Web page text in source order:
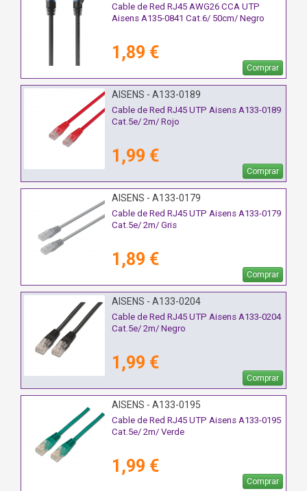
Cable de Red RJ45 AWG26 CCA UTP
Aisens A135-0841 Cat.6/ 50cm/ Negro
1,89 €
Comprar
AISENS - A133-0189
Cable de Red RJ45 UTP Aisens A133-0189
Cat.5e/ 2m/ Rojo
1,99 €
Comprar
AISENS - A133-0179
Cable de Red RJ45 UTP Aisens A133-0179
Cat.5e/ 2m/ Gris
1,89 €
Comprar
AISENS - A133-0204
Cable de Red RJ45 UTP Aisens A133-0204
Cat.5e/ 2m/ Negro
1,99 €
Comprar
AISENS - A133-0195
Cable de Red RJ45 UTP Aisens A133-0195
Cat.5e/ 2m/ Verde
1,99 €
Comprar